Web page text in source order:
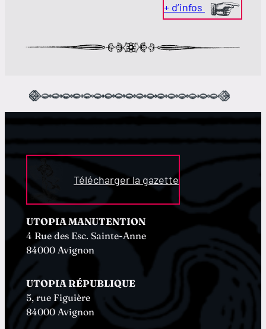
+ d’infos
Télécharger la gazette
UTOPIA MANUTENTION
4 Rue des Esc. Sainte-Anne
84000 Avignon
UTOPIA RÉPUBLIQUE
5, rue Figuière
84000 Avignon